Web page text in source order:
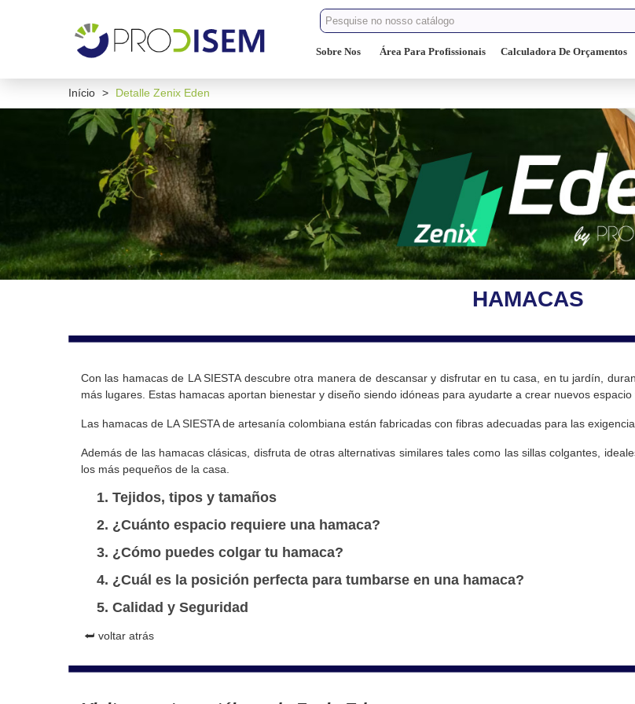
Sobre Nos Área Para Profissionais Calculadora De Orçamentos
Início > Detalle Zenix Eden
HAMACAS
Con las hamacas de LA SIESTA descubre otra manera de descansar y disfrutar en tu casa, en tu jardín,
más lugares. Estas hamacas aportan bienestar y diseño siendo idóneas para ayudarte a crear nuevos
Las hamacas de LA SIESTA de artesanía colombiana están fabricadas con fibras adecuadas para las
Además de las hamacas clásicas, disfruta de otras alternativas similares tales como las sillas colgantes,
los más pequeños de la casa.
Tejidos, tipos y tamaños
¿Cuánto espacio requiere una hamaca?
¿Cómo puedes colgar tu hamaca?
¿Cuál es la posición perfecta para tumbarse en una hamaca?
Calidad y Seguridad
⮨ voltar atrás